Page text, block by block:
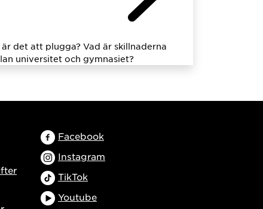
är det att plugga? Vad är skillnaderna
universitet och gymnasiet?
Facebook
Instagram
TikTok
Youtube